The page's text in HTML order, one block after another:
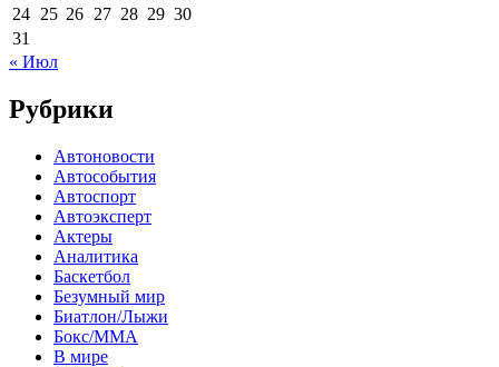
24 25 26 27 28 29 30
31
« Июл
Рубрики
Автоновости
Автособытия
Автоспорт
Автоэксперт
Актеры
Аналитика
Баскетбол
Безумный мир
Биатлон/Лыжи
Бокс/MMA
В мире